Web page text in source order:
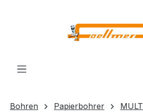
Bohren Papierbohrer